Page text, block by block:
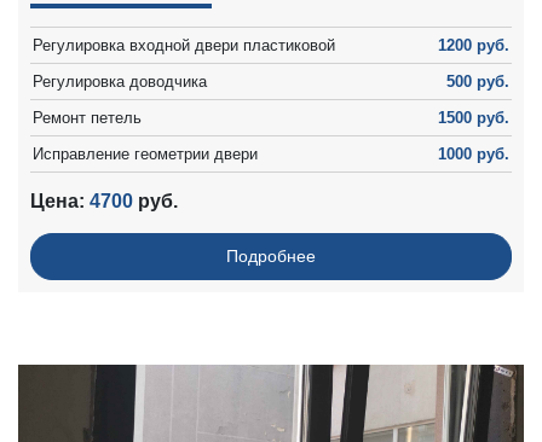
Регулировка входной двери пластиковой
1200 руб.
Регулировка доводчика
500 руб.
Ремонт петель
1500 руб.
Исправление геометрии двери
1000 руб.
Подрезка наружного откоса
Цена: 4700 руб.
Подробнее